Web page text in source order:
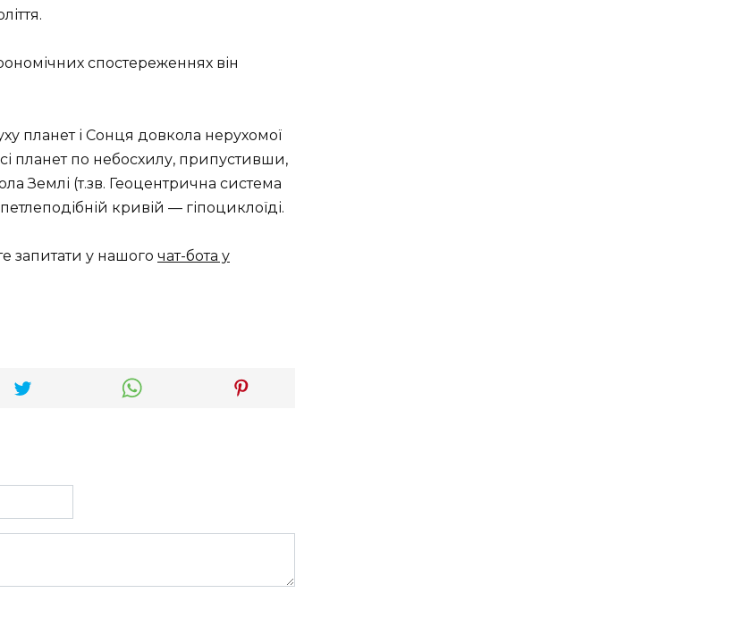
спостереженнях він
планет і Сонця довкола нерухомої
планет по небосхилу, припустивши,
Землі (т.зв. Геоцентрична система
кривій — гіпоциклоїді.
запитати у нашого чат-бота у